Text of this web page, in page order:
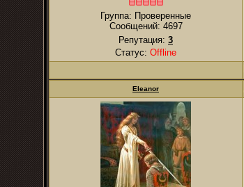
Группа: Проверенные
Сообщений: 4697
Репутация: 3
Статус: Offline
Eleanor